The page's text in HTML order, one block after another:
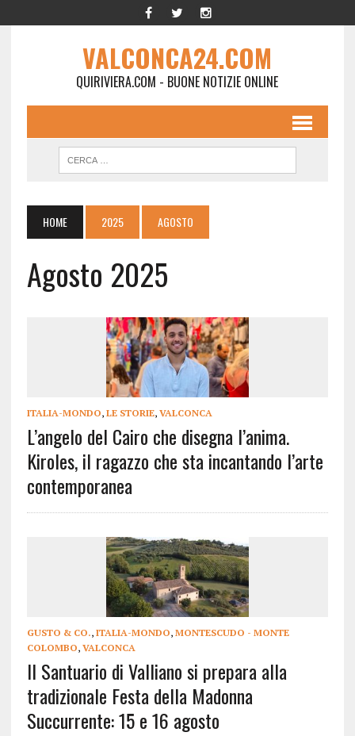
VALCONCA24.COM
QUIRIVIERA.COM - BUONE NOTIZIE ONLINE
HOME 2025 AGOSTO
Agosto 2025
ITALIA-MONDO, LE STORIE, VALCONCA
L’angelo del Cairo che disegna l’anima.
Kiroles, il ragazzo che sta incantando l’arte
contemporanea
GUSTO & CO., ITALIA-MONDO, MONTESCUDO - MONTE
COLOMBO, VALCONCA
Il Santuario di Valliano si prepara alla
tradizionale Festa della Madonna
Succurrente: 15 e 16 agosto